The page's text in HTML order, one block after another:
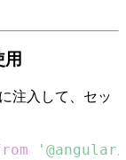
注入して、セッ